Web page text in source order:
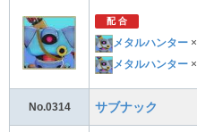
配 合
メタルハンター ×
メタルハンター ×
No.0314 サブナック